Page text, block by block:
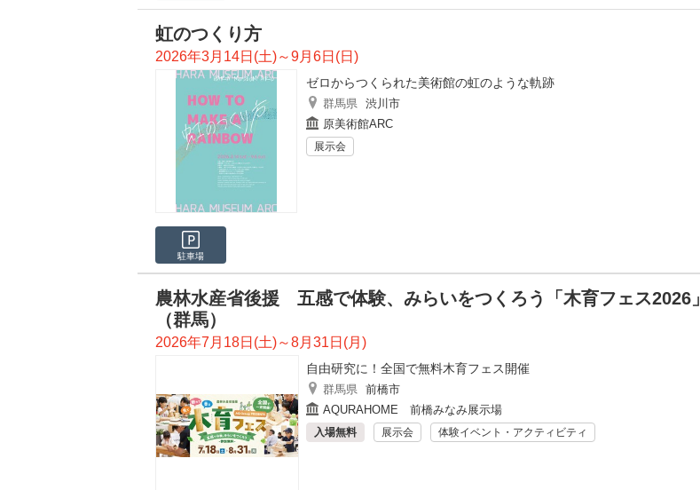
虹のつくり方
2026年3月14日(土)～9月6日(日)
ゼロからつくられた美術館の虹のような軌跡
群馬県 渋川市
原美術館ARC
展示会
駐車場
農林水産省後援 五感で体験、みらいをつくろう「木育フェス2026」
（群馬）
2026年7月18日(土)～8月31日(月)
自由研究に！全国で無料木育フェス開催
群馬県 前橋市
AQURAHOME 前橋みなみ展示場
入場無料 展示会 体験イベント・アクティビティ